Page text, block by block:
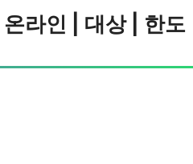
라인 | 대상 | 한도